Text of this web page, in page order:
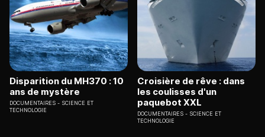
Disparition du MH370 : 10
ans de mystère
DOCUMENTAIRES
SCIENCE ET
TECHNOLOGIE
Croisière de rêve : dans
les coulisses d'un
paquebot XXL
DOCUMENTAIRES
SCIENCE ET
TECHNOLOGIE